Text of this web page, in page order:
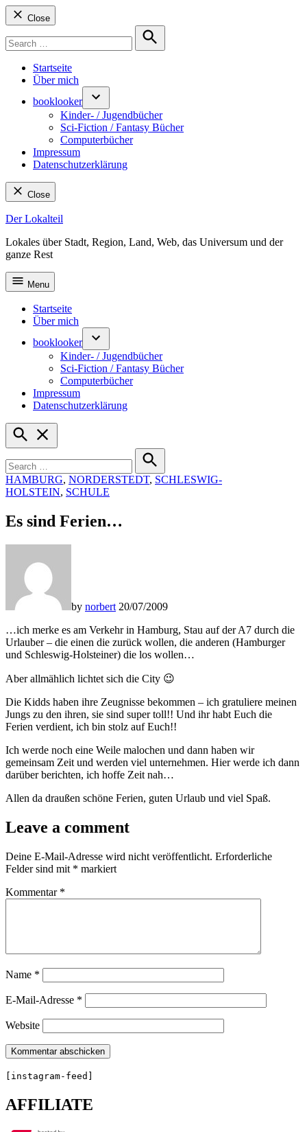
Close
for:
Search
Startseite
Über mich
booklooker
Kinder- / Jugendbücher
Sci-Fiction / Fantasy Bücher
Computerbücher
Impressum
Datenschutzerklärung
Close
Skip
content
Der Lokalteil
Lokales über Stadt, Region, Land, Web, das Universum und der
ganze Rest
Menu
Startseite
Über mich
booklooker
Kinder- / Jugendbücher
Sci-Fiction / Fantasy Bücher
Computerbücher
Impressum
Datenschutzerklärung
Open
Search
for:
Search
POSTED
IN
HAMBURG, NORDERSTEDT, SCHLESWIG-
HOLSTEIN, SCHULE
Es sind Ferien…
by norbert 20/07/2009
…ich merke es am Verkehr in Hamburg, Stau auf der A7 durch die
Urlauber – die einen die zurück wollen, die anderen (Hamburger
und Schleswig-Holsteiner) die los wollen…
Aber allmählich lichtet sich die City 😉
Die Kidds haben ihre Zeugnisse bekommen – ich gratuliere meinen
Jungs zu den ihren, sie sind super toll!! Und ihr habt Euch die
Ferien verdient, ich bin stolz auf Euch!!
Ich werde noch eine Weile malochen und dann haben wir
gemeinsam Zeit und werden viel unternehmen. Hier werde ich dann
darüber berichten, ich hoffe Zeit nah…
Allen da draußen schöne Ferien, guten Urlaub und viel Spaß.
Leave a comment
Deine E-Mail-Adresse wird nicht veröffentlicht. Erforderliche
Felder sind mit * markiert
Kommentar *
Name *
E-Mail-Adresse *
Website
[instagram-feed]
AFFILIATE